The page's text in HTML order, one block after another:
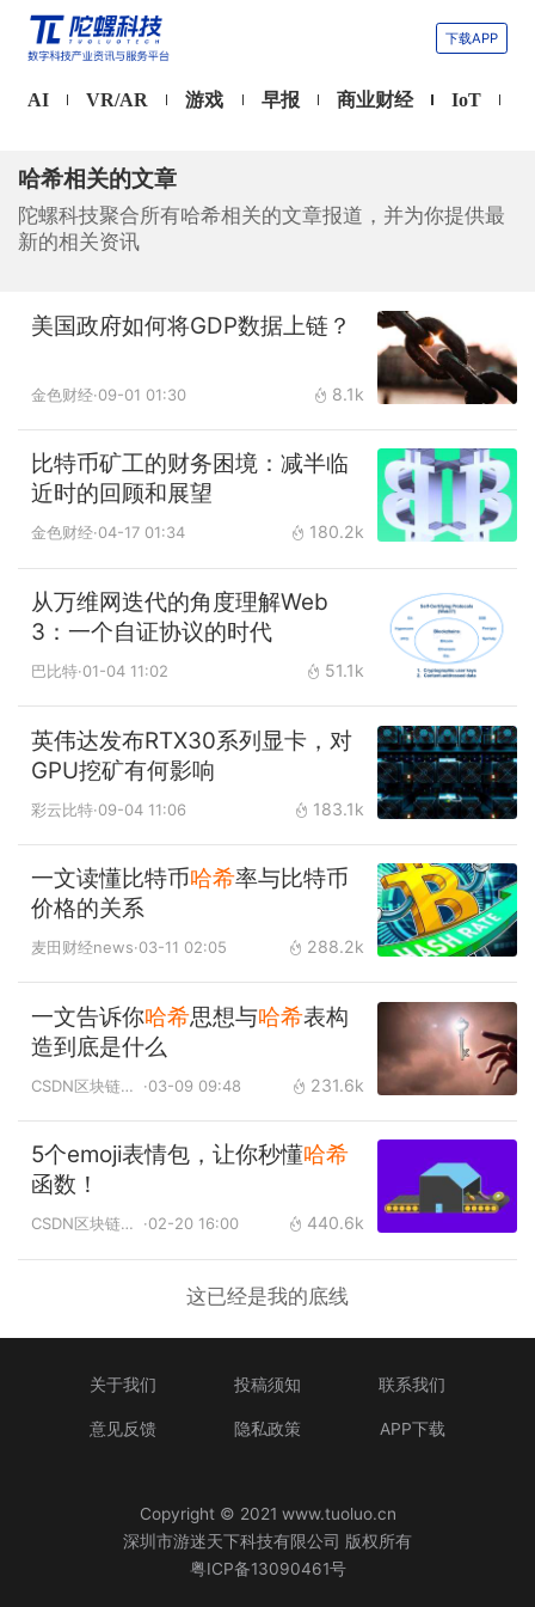
下载APP
AI VR/AR 游戏 早报 商业财经 IoT
哈希相关的文章
陀螺科技聚合所有哈希相关的文章报道，并为你提供最
新的相关资讯
美国政府如何将GDP数据上链？
金色财经·09-01 01:30 8.1k
比特币矿工的财务困境：减半临
近时的回顾和展望
金色财经·04-17 01:34 180.2k
从万维网迭代的角度理解Web
3：一个自证协议的时代
巴比特·01-04 11:02 51.1k
英伟达发布RTX30系列显卡，对
GPU挖矿有何影响
彩云比特·09-04 11:06 183.1k
一文读懂比特币哈希率与比特币
价格的关系
麦田财经news·03-11 02:05 288.2k
一文告诉你哈希思想与哈希表构
造到底是什么
CSDN区块链大本营 ·03-09 09:48 231.6k
5个emoji表情包，让你秒懂哈希
函数！
CSDN区块链大本营 ·02-20 16:00 440.6k
这已经是我的底线
关于我们 投稿须知 联系我们
意见反馈 隐私政策 APP下载
Copyright © 2021 www.tuoluo.cn
深圳市游迷天下科技有限公司 版权所有
粤ICP备13090461号